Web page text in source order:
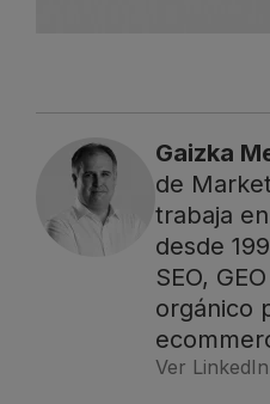
Gaizka
de
trabaja
desde
SEO,
orgánico
Ver LinkedIn